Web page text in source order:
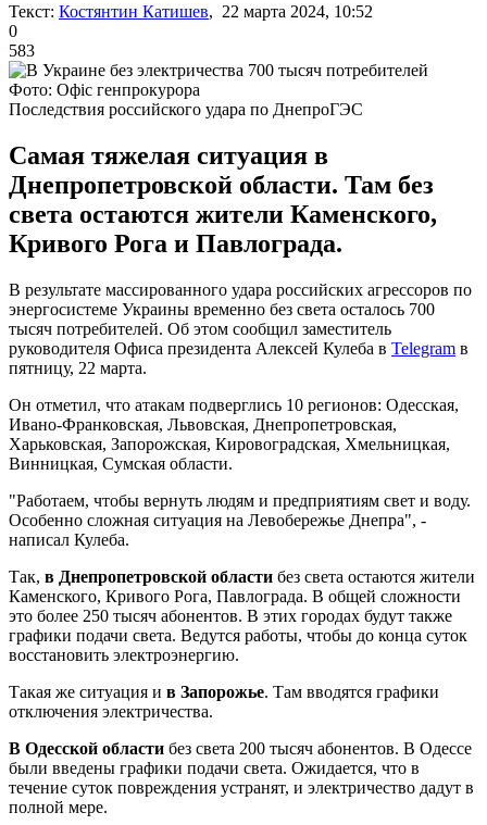
Текст: Костянтин Катишев, 22 марта 2024, 10:52
0
583
Фото: Офіс генпрокурора
Последствия российского удара по ДнепроГЭС
Самая тяжелая ситуация в
Днепропетровской области. Там без
света остаются жители Каменского,
Кривого Рога и Павлограда.
В результате массированного удара российских агрессоров по
энергосистеме Украины временно без света осталось 700
тысяч потребителей. Об этом сообщил заместитель
руководителя Офиса президента Алексей Кулеба в Telegram в
пятницу, 22 марта.
Он отметил, что атакам подверглись 10 регионов: Одесская,
Ивано-Франковская, Львовская, Днепропетровская,
Харьковская, Запорожская, Кировоградская, Хмельницкая,
Винницкая, Сумская области.
"Работаем, чтобы вернуть людям и предприятиям свет и воду.
Особенно сложная ситуация на Левобережье Днепра", -
написал Кулеба.
Так, в Днепропетровской области без света остаются жители
Каменского, Кривого Рога, Павлограда. В общей сложности
это более 250 тысяч абонентов. В этих городах будут также
графики подачи света. Ведутся работы, чтобы до конца суток
восстановить электроэнергию.
Такая же ситуация и в Запорожье. Там вводятся графики
отключения электричества.
В Одесской области без света 200 тысяч абонентов. В Одессе
были введены графики подачи света. Ожидается, что в
течение суток повреждения устранят, и электричество дадут в
полной мере.